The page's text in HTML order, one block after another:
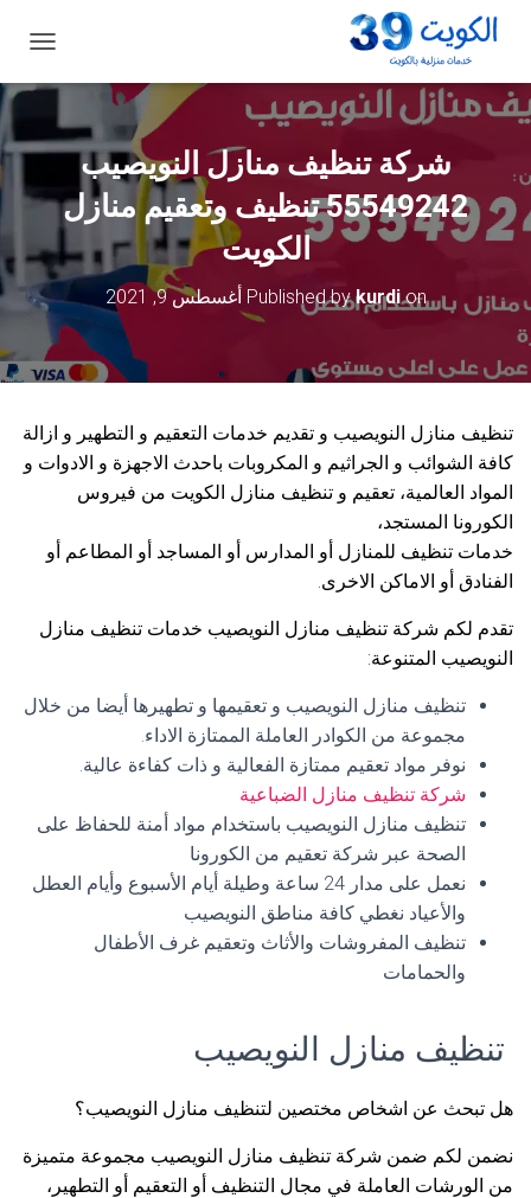
ب
ل
ل
ق
ل
شركة تنظيف منازل النويصيب
55549242 تنظيف وتعقيم منازل
الكويت
Published bykurdion أغسطس 9, 2021
تنظيف منازل النويصيب و تقديم خدمات التعقيم و التطهير و ازالة
كافة الشوائب و الجراثيم و المكروبات باحدث الاجهزة و الادوات و
المواد العالمية، تعقيم و تنظيف منازل الكويت من فيروس
الكورونا المستجد،
خدمات تنظيف للمنازل أو المدارس أو المساجد أو المطاعم أو
الفنادق أو الاماكن الاخرى.
تقدم لكم شركة تنظيف منازل النويصيب خدمات تنظيف منازل
النويصيب المتنوعة:
تنظيف منازل النويصيب و تعقيمها و تطهيرها أيضا من خلال
مجموعة من الكوادر العاملة الممتازة الاداء.
نوفر مواد تعقيم ممتازة الفعالية و ذات كفاءة عالية.
شركة تنظيف منازل الضباعية
تنظيف منازل النويصيب باستخدام مواد أمنة للحفاظ على
الصحة عبر شركة تعقيم من الكورونا
نعمل على مدار 24 ساعة وطيلة أيام الأسبوع وأيام العطل
والأعياد نغطي كافة مناطق النويصيب
تنظيف المفروشات والأثاث وتعقيم غرف الأطفال
والحمامات
تنظيف منازل النويصيب
هل تبحث عن اشخاص مختصين لتنظيف منازل النويصيب؟
نضمن لكم ضمن شركة تنظيف منازل النويصيب مجموعة متميزة
من الورشات العاملة في مجال التنظيف أو التعقيم أو التطهير،